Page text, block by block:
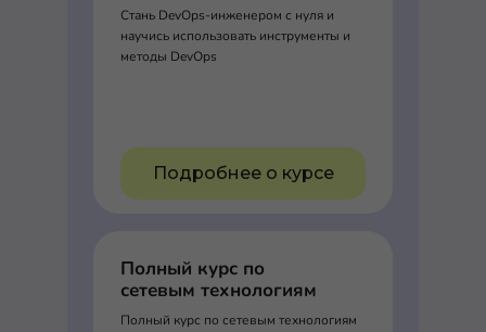
Стань DevOps-инженером с нуля и
научись использовать инструменты и
методы DevOps
Подробнее о курсе
Полный курс по
сетевым технологиям
Полный курс по сетевым технологиям